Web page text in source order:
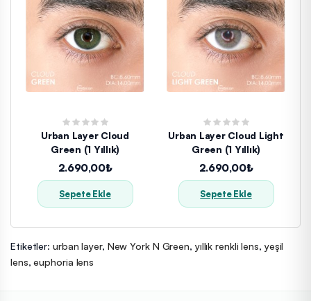
Urban Layer Cloud
Green (1 Yıllık)
2.690,00₺
Sepete Ekle
Urban Layer Cloud Light
Green (1 Yıllık)
2.690,00₺
Sepete Ekle
Etiketler: urban layer, New York N Green, yıllık renkli lens, yeşil
lens,euphoria lens